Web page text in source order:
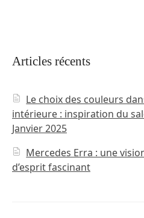
Articles récents
Le choix des couleurs
intérieure : inspiration du
Janvier 2025
Mercedes Erra : une
d’esprit fascinant